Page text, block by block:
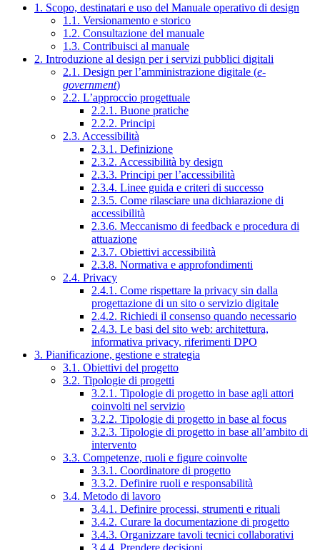
1. Scopo, destinatari e uso del Manuale operativo di design
1.1. Versionamento e storico
1.2. Consultazione del manuale
1.3. Contribuisci al manuale
2. Introduzione al design per i servizi pubblici digitali
2.1. Design per l’amministrazione digitale (e-
government)
2.2. L’approccio progettuale
2.2.1. Buone pratiche
2.2.2. Principi
2.3. Accessibilità
2.3.1. Definizione
2.3.2. Accessibilità by design
2.3.3. Principi per l’accessibilità
2.3.4. Linee guida e criteri di successo
2.3.5. Come rilasciare una dichiarazione di
accessibilità
2.3.6. Meccanismo di feedback e procedura di
attuazione
2.3.7. Obiettivi accessibilità
2.3.8. Normativa e approfondimenti
2.4. Privacy
2.4.1. Come rispettare la privacy sin dalla
progettazione di un sito o servizio digitale
2.4.2. Richiedi il consenso quando necessario
2.4.3. Le basi del sito web: architettura,
informativa privacy, riferimenti DPO
3. Pianificazione, gestione e strategia
3.1. Obiettivi del progetto
3.2. Tipologie di progetti
3.2.1. Tipologie di progetto in base agli attori
coinvolti nel servizio
3.2.2. Tipologie di progetto in base al focus
3.2.3. Tipologie di progetto in base all’ambito di
intervento
3.3. Competenze, ruoli e figure coinvolte
3.3.1. Coordinatore di progetto
3.3.2. Definire ruoli e responsabilità
3.4. Metodo di lavoro
3.4.1. Definire processi, strumenti e rituali
3.4.2. Curare la documentazione di progetto
3.4.3. Organizzare tavoli tecnici collaborativi
3.4.4. Prendere decisioni